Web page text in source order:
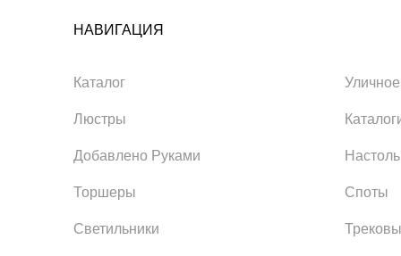
НАВИГАЦИЯ
Каталог
Люстры
Добавлено Руками
Торшеры
Светильники
Споты